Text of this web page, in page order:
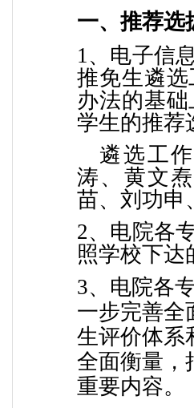
一、推荐选
1、电子信
推免生遴
办法的基
学生的推荐
遴选工
涛、黄文
苗、刘功申
2、电院各
照学校下达
3、电院各
一步完善全
生评价体系
全面衡量，
重要内容。